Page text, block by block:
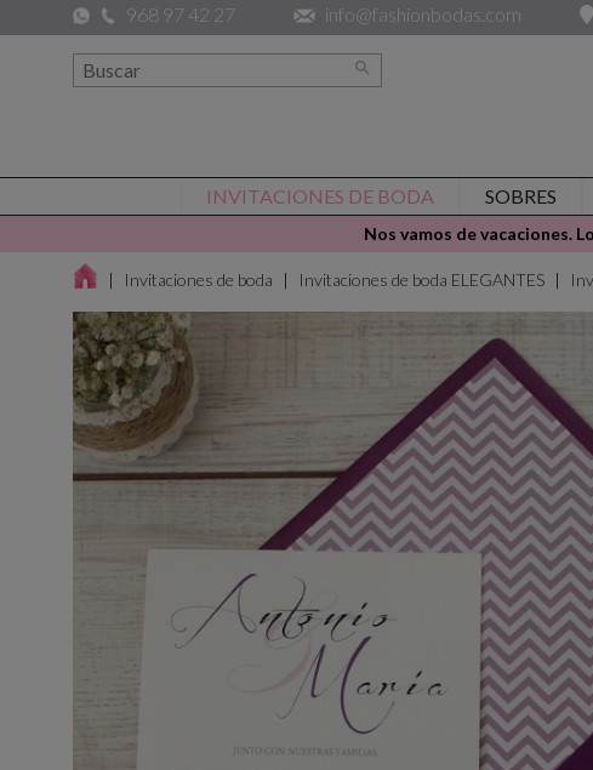
968 97 42 27 info@fashionbodas.com

INVITACIONES DE BODA SOBRES
Nos vamos de vacaciones.
Invitaciones de boda Invitaciones de boda ELEGANTES